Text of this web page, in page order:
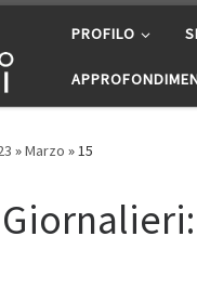
PROFILO
»Marzo »15